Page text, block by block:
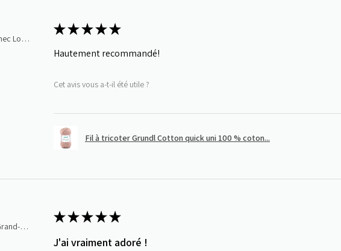
Saint-Thégonnec Loc-Eguiner, E
★★★★★
Hautement recommandé!
Cet avis vous a-t-il été utile ?
Fil à tricoter Grundl Cotton quick uni 100 % coton...
Riedisheim, Grand-Est
★★★★★
J'ai vraiment adoré !